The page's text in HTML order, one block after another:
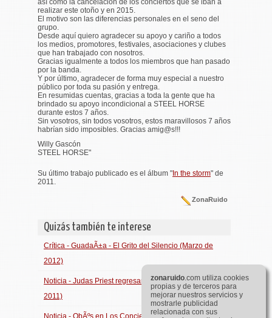
realizar este otoño y en 2015.
El motivo son las diferencias personales en el seno del
grupo.
Desde aquí quiero agradecer su apoyo y cariño a todos
los medios, promotores, festivales, asociaciones y clubes
que han trabajado con nosotros.
Gracias igualmente a todos los miembros que han pasado
por la banda.
Y por último, agradecer de forma muy especial a nuestro
público por toda su pasión y entrega.
En resumidas cuentas, gracias a toda la gente que ha
brindado su apoyo incondicional a STEEL HORSE
durante estos 7 años.
Sin vosotros, sin todos vosotros, estos maravillosos 7 años
habrían sido imposibles. Gracias amig@s!!!
Willy Gascón
STEEL HORSE"
Su último trabajo publicado es el álbum "In the storm" de
2011.
ZonaRuido
Quizás también te interese
Crítica - GuadaÃ±a - El Grito del Silencio (Marzo de
2012)
Noticia - Judas Priest regresan en 2012 (Diciembre de
2011)
Noticia - ObÃºs en Los Conciertos de Radio 3 (Enero
zonaruido.com utiliza cookies
propias y de terceros para
mejorar nuestros servicios y
mostrarle publicidad
relacionada con sus